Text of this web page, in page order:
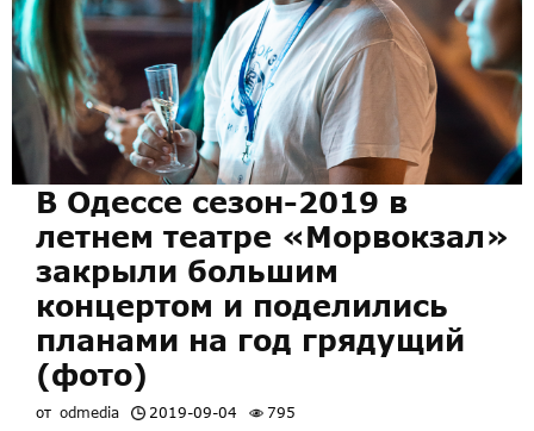
В Одессе сезон-2019 в
летнем театре «Морвокзал»
закрыли большим
концертом и поделились
планами на год грядущий
(фото)
от odmedia 2019-09-04 795